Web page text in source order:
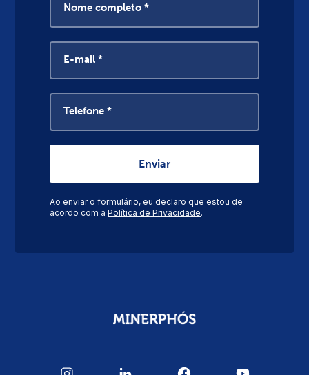
Nome completo *
E-mail *
Telefone *
Ao enviar o formulário, eu declaro que estou de
acordo com aPolítica de Privacidade.